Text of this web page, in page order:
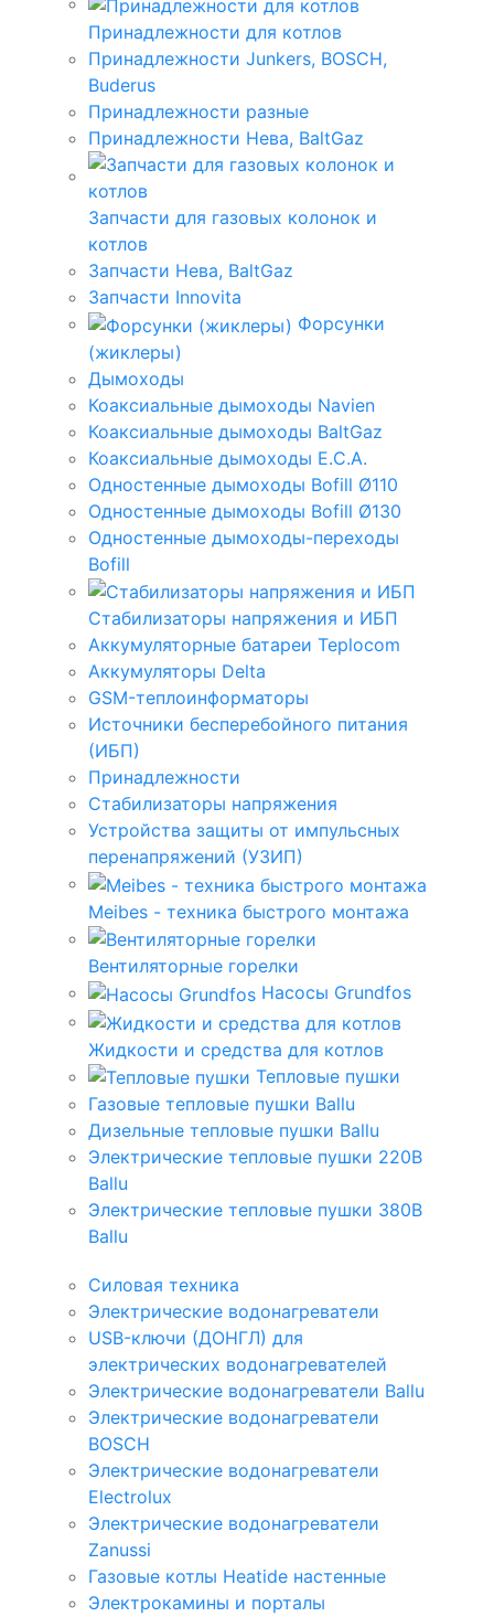
Принадлежности для котлов
Принадлежности Junkers, BOSCH,
Buderus
Принадлежности разные
Принадлежности Нева, BaltGaz
Запчасти для газовых колонок и
котлов
Запчасти Нева, BaltGaz
Запчасти Innovita
Форсунки
(жиклеры)
Дымоходы
Коаксиальные дымоходы Navien
Коаксиальные дымоходы BaltGaz
Коаксиальные дымоходы E.C.A.
Одностенные дымоходы Bofill Ø110
Одностенные дымоходы Bofill Ø130
Одностенные дымоходы-переходы
Bofill
Стабилизаторы напряжения и ИБП
Аккумуляторные батареи Teplocom
Аккумуляторы Delta
GSM-теплоинформаторы
Источники бесперебойного питания
(ИБП)
Принадлежности
Стабилизаторы напряжения
Устройства защиты от импульсных
перенапряжений (УЗИП)
Meibes - техника быстрого монтажа
Вентиляторные горелки
Насосы Grundfos
Жидкости и средства для котлов
Тепловые пушки
Газовые тепловые пушки Ballu
Дизельные тепловые пушки Ballu
Электрические тепловые пушки 220В
Ballu
Электрические тепловые пушки 380В
Ballu
Силовая техника
Электрические водонагреватели
USB-ключи (ДОНГЛ) для
электрических водонагревателей
Электрические водонагреватели Ballu
Электрические водонагреватели
BOSCH
Электрические водонагреватели
Electrolux
Электрические водонагреватели
Zanussi
Газовые котлы Heatide настенные
Электрокамины и порталы